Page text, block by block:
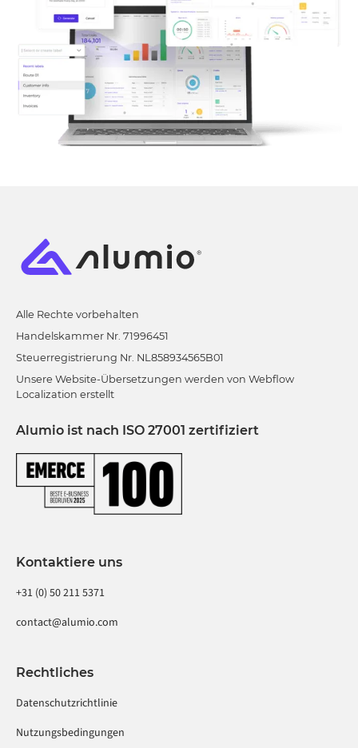
Alle Rechte vorbehalten
Handelskammer Nr. 71996451
Steuerregistrierung Nr. NL858934565B01
Unsere Website-Übersetzungen werden von Webflow
Localization erstellt
Alumio ist nach ISO 27001 zertifiziert
Kontaktiere uns
+31 (0) 50 211 5371
contact@alumio.com
Rechtliches
Datenschutzrichtlinie
Nutzungsbedingungen